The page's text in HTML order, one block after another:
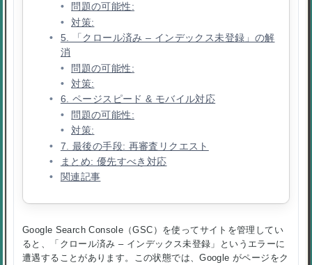
問題の可能性:
対策:
5. 「クロール済み – インデックス未登録」の解
消
問題の可能性:
対策:
6. ページスピード & モバイル対応
問題の可能性:
対策:
7. 最後の手段: 再審査リクエスト
まとめ: 優先すべき対応
関連記事
Google Search Console（GSC）を使ってサイトを管理してい
ると、「クロール済み – インデックス未登録」というエラーに
遭遇することがあります。この状態では、Google がページをク